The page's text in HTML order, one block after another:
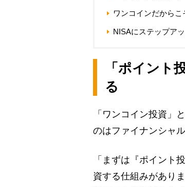
ワンコインだから
NISAにステップア
「ポイント
る
「ワンコイン投資」
のはファイナンシャ
「まずは『ポイント
資する仕組みがあり